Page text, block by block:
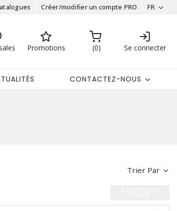
Créer/modifier un compte PRO FR
Promotions 0 Se connecter
CONTACTEZ-NOUS
Trier Par